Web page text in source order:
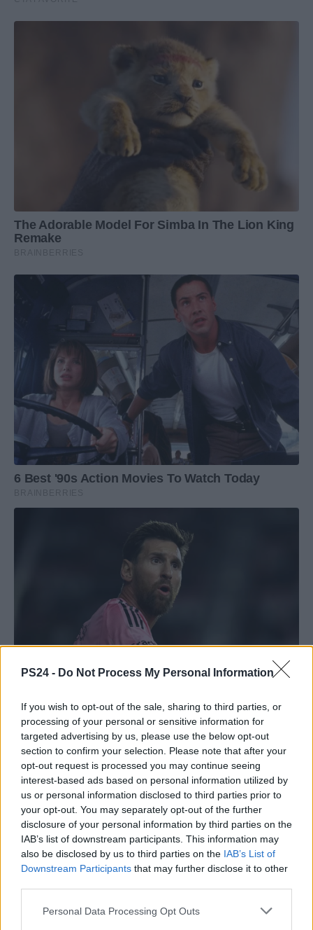
PS24 - Do Not Process My Personal Information
If you wish to opt-out of the sale, sharing to third parties, or
processing of your personal or sensitive information for
targeted advertising by us, please use the below opt-out
section to confirm your selection. Please note that after your
opt-out request is processed you may continue seeing
interest-based ads based on personal information utilized by
us or personal information disclosed to third parties prior to
your opt-out. You may separately opt-out of the further
disclosure of your personal information by third parties on the
IAB’s list of downstream participants. This information may
also be disclosed by us to third parties on the IAB’s List of
Downstream Participants that may further disclose it to other
Personal Data Processing Opt Outs